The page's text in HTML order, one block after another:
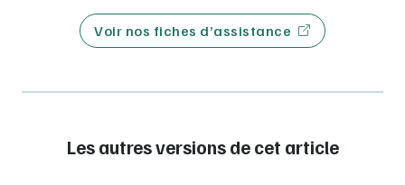
Voir nos fiches d’assistance
Les autres versions de cet article